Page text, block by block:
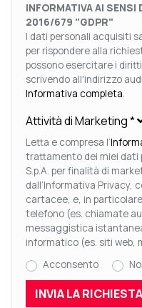
INFORMATIVA AI SENSI
2016/679 "GDPR"
I dati personali acquisiti
per rispondere alla
possono esercitare i
scrivendo all'indirizzo
Informativa completa.
Attività di Marketing*
Letta e compresa l’
trattamento dei miei dati
S.p.A. per finalità di
dall’Informativa Privacy,
cartacee, e, in
telefono (es. chiamate
messaggistica
informatico (es. siti web,
Acconsento